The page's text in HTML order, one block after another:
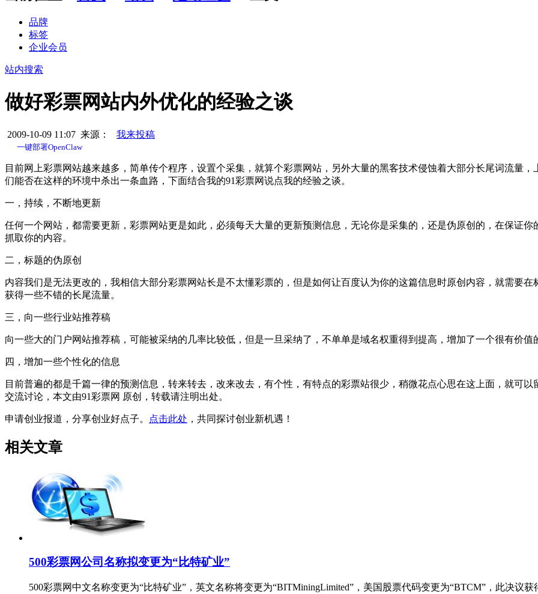
品牌
标签
企业会员
站内搜索
做好彩票网站内外优化的经验之谈
2009-10-09 11:07 来源： 我来投稿
一键部署OpenClaw
目前网上彩票网站越来越多，简单传个程序，设置个采集，就算个彩票网站，另外大量的黑客技术侵蚀着大部分长尾词流量
们能否在这样的环境中杀出一条血路，下面结合我的91彩票网说点我的经验之谈。
一，持续，不断地更新
任何一个网站，都需要更新，彩票网站更是如此，必须每天大量的更新预测信息，无论你是采集的，还是伪原创的，在保证
抓取你的内容。
二，标题的伪原创
内容我们是无法更改的，我相信大部分彩票网站长是不太懂彩票的，但是如何让百度认为你的这篇信息时原创内容，就需要
获得一些不错的长尾流量。
三，向一些行业站推荐稿
向一些大的门户网站推荐稿，可能被采纳的几率比较低，但是一旦采纳了，不单单是域名权重得到提高，增加了一个很有价值
四，增加一些个性化的信息
目前普遍的都是千篇一律的预测信息，转来转去，改来改去，有个性，有特点的彩票站很少，稍微花点心思在这上面，就可
交流讨论，本文由91彩票网 原创，转载请注明出处。
申请创业报道，分享创业好点子。 点击此处 ，共同探讨创业新机遇！
相关文章
500彩票网公司名称拟变更为“比特矿业”
500彩票网中文名称变更为“比特矿业”，英文名称将变更为“BITMiningLimited”，美国股票代码变更为“BTCM”，此决议获